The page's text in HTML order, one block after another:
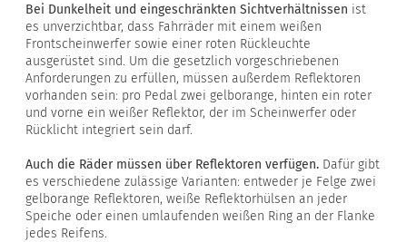
Bei Dunkelheit und eingeschränkten Sichtverhältnissen ist
es unverzichtbar, dass Fahrräder mit einem weißen
Frontscheinwerfer sowie einer roten Rückleuchte
ausgerüstet sind. Um die gesetzlich vorgeschriebenen
Anforderungen zu erfüllen, müssen außerdem Reflektoren
vorhanden sein: pro Pedal zwei gelborange, hinten ein roter
und vorne ein weißer Reflektor, der im Scheinwerfer oder
Rücklicht integriert sein darf.
Auch die Räder müssen über Reflektoren verfügen. Dafür gibt
es verschiedene zulässige Varianten: entweder je Felge zwei
gelborange Reflektoren, weiße Reflektorhülsen an jeder
Speiche oder einen umlaufenden weißen Ring an der Flanke
jedes Reifens.